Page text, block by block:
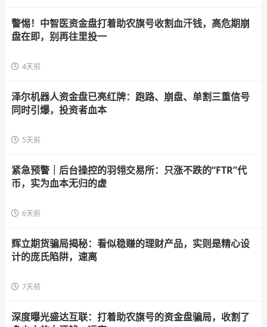
警惕！中智医资金盘打着助农旗号收割血汗钱，高危期崩
盘在即，别再往里投一
4天前
泽尔机器人资金盘已亮红牌：跑路、崩盘、单割三重信号
同时引爆，投资者血本
5天前
紧急预警｜后台操控的羽翎交易所：只涨不跌的“FTR”代
币，实为血本无归的虚
6天前
辉立期货骗局揭秘：看似稳赚的理财产品，实则是精心设
计的庞氏陷阱，速离
7天前
深度曝光盛达互联：打着助农旗号的资金盘骗局，收割了